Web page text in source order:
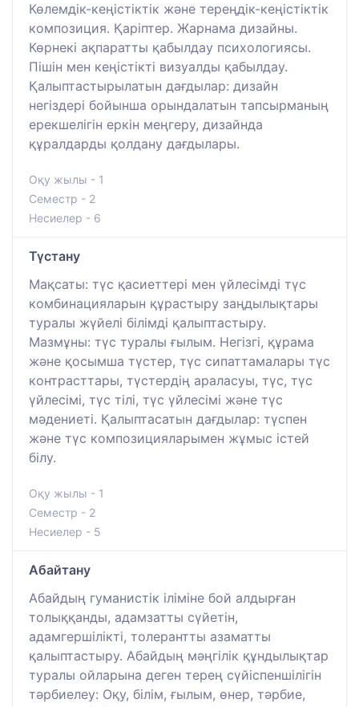
Көлемдік-кеңістіктік және тереңдік-кеңістіктік
композиция. Қаріптер. Жарнама дизайны.
Көрнекі ақпаратты қабылдау психологиясы.
Пішін мен кеңістікті визуалды қабылдау.
Қалыптастырылатын дағдылар: дизайн
негіздері бойынша орындалатын тапсырманың
ерекшелігін еркін меңгеру, дизайнда
құралдарды қолдану дағдылары.
Оқу жылы - 1
Семестр - 2
Несиелер - 6
Түстану
Мақсаты: түс қасиеттері мен үйлесімді түс
комбинацияларын құрастыру заңдылықтары
туралы жүйелі білімді қалыптастыру.
Мазмұны: түс туралы ғылым. Негізгі, құрама
және қосымша түстер, түс сипаттамалары түс
контрасттары, түстердің араласуы, түс, түс
үйлесімі, түс тілі, түс үйлесімі және түс
мәдениеті. Қалыптасатын дағдылар: түспен
және түс композицияларымен жұмыс істей
білу.
Оқу жылы - 1
Семестр - 2
Несиелер - 5
Абайтану
Абайдың гуманистік іліміне бой алдырған
толыққанды, адамзатты сүйетін,
адамгершілікті, толерантты азаматты
қалыптастыру. Абайдың мәңгілік құндылықтар
туралы ойларына деген терең сүйіспеншілігін
тәрбиелеу: Оқу, білім, ғылым, өнер, тәрбие,